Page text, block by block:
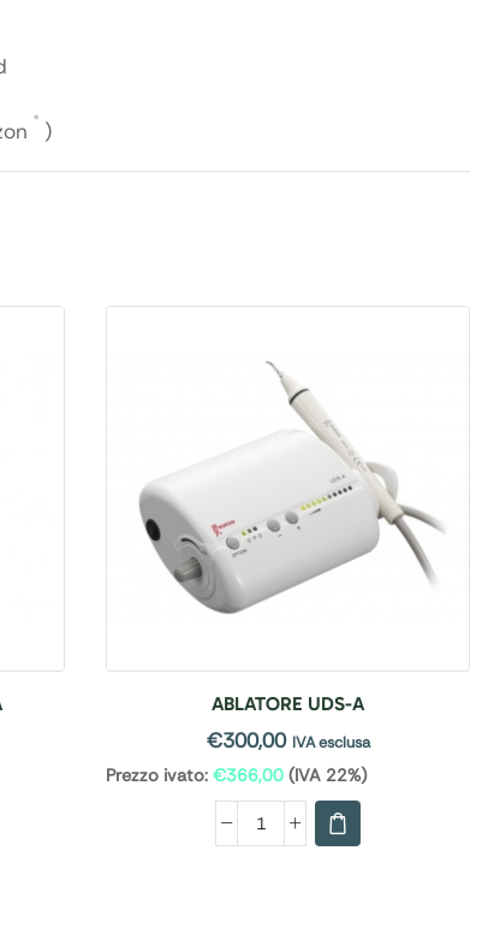
® )
ABLATORE UDS-A
€300,00 IVA esclusa
Prezzo ivato: €366,00 (IVA 22%)